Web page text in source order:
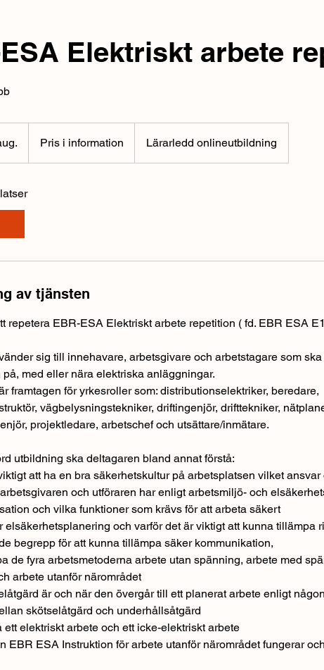
Elektriskt arbete
t
r
t
2
a
g
information
Pris i information Lärarledd onlineutbildning
av tjänsten
repetera EBR-ESA Elektriskt arbete repetition ( fd. EBR ESA
sig till innehavare, arbetsgivare och arbetstagare som
på, med eller nära elektriska anläggningar.
framtagen för yrkesroller som: distributionselektriker, beredare,
vägbelysningstekniker, driftingenjör, drifttekniker,
projektledare, arbetschef och utsättare/inmätare.
utbildning ska deltagaren bland annat förstå:
att ha en bra säkerhetskultur på arbetsplatsen vilket
och utföraren har enligt arbetsmiljö- och
och vilka funktioner som krävs för att arbeta säkert
elsäkerhetsplanering och varför det är viktigt att kunna tillämpa
begrepp för att kunna tillämpa säker kommunikation,
de fyra arbetsmetoderna arbete utan spänning, arbete med
arbete utanför närområdet
är och när den övergår till ett planerat arbete enligt
skötselåtgärd och underhållsåtgärd
elektriskt arbete och ett icke-elektriskt arbete
EBR ESA Instruktion för arbete utanför närområdet fungerar